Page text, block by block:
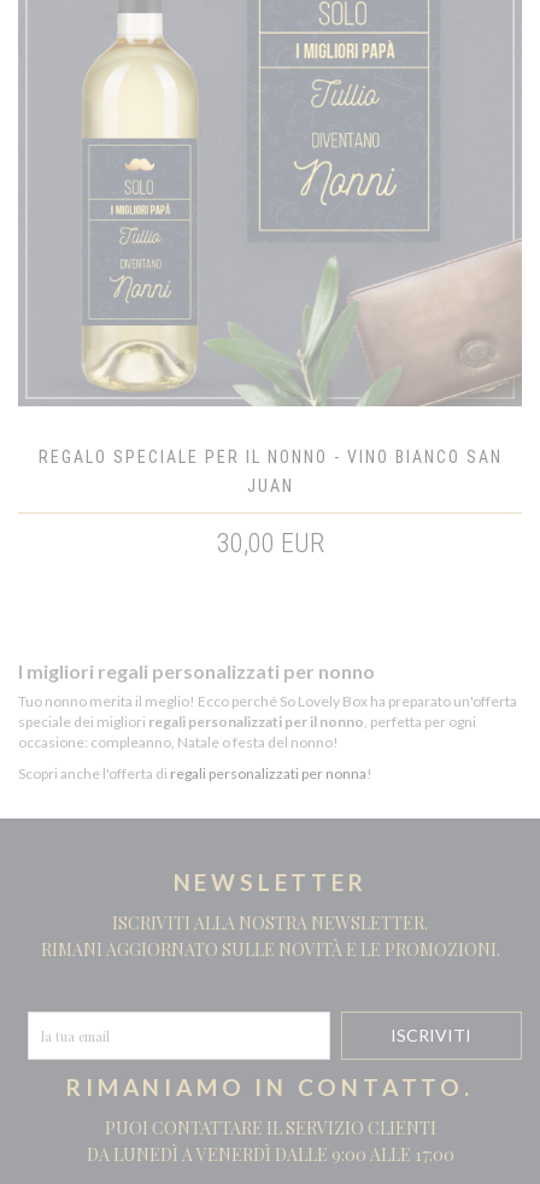
REGALO SPECIALE PER IL NONNO - VINO BIANCO SAN
JUAN
30,00 EUR
I migliori regali personalizzati per nonno
Tuo nonno merita il meglio! Ecco perché So Lovely Box ha preparato un'offerta
speciale dei migliori regali personalizzati per il nonno, perfetta per ogni
occasione: compleanno, Natale o festa del nonno!
Scopri anche l'offerta di regali personalizzati per nonna !
NEWSLETTER
ISCRIVITI ALLA NOSTRA NEWSLETTER.
RIMANI AGGIORNATO SULLE NOVITÀ E LE PROMOZIONI.
RIMANIAMO IN CONTATTO.
PUOI CONTATTARE IL SERVIZIO CLIENTI
DA LUNEDÌ A VENERDÌ DALLE 9:00 ALLE 17:00